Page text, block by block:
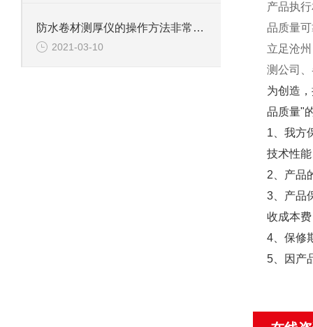
防水卷材测厚仪的操作方法非常简单，一看就会
2021-03-10
产品执
品质量
立足沧
测公司
为创造
品质量"
1、我方
技术性
2、产品
3、产品
收成本
4、保修
5、因产